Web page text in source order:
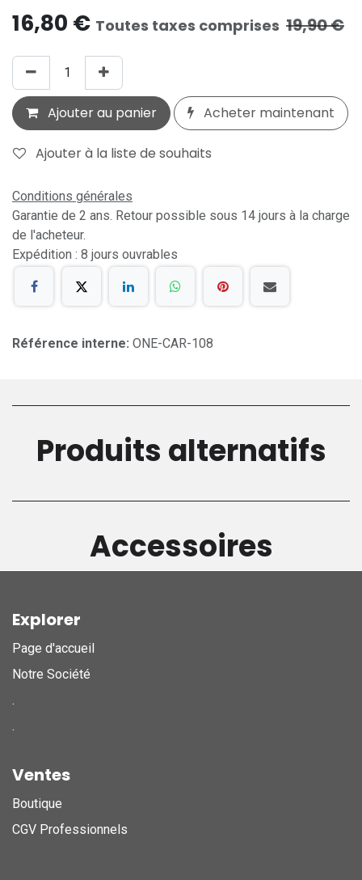
16,80 € Toutes taxes comprises 19,90€
Ajouter au panier Acheter maintenant
Ajouter à la liste de souhaits
Conditions générales
Garantie de 2 ans. Retour possible sous 14 jours à la charge
de l'acheteur.
Expédition : 8 jours ouvrables
Référence interne: ONE-CAR-108
Produits alternatifs
Accessoires
Explorer
Page d'accueil
Notre Société
.
.
Ventes
Boutique
CGV Professionnels